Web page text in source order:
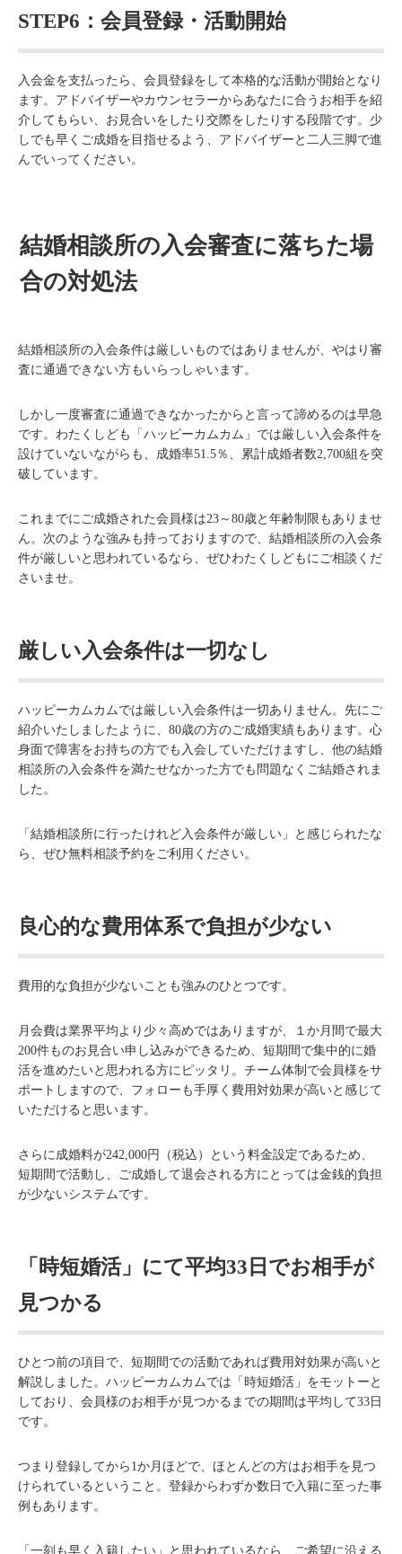
STEP6：会員登録・活動開始
入会金を支払ったら、会員登録をして本格的な活動が開始となり
ます。アドバイザーやカウンセラーからあなたに合うお相手を紹
介してもらい、お見合いをしたり交際をしたりする段階です。少
しでも早くご成婚を目指せるよう、アドバイザーと二人三脚で進
んでいってください。
結婚相談所の入会審査に落ちた場
合の対処法
結婚相談所の入会条件は厳しいものではありませんが、やはり審
査に通過できない方もいらっしゃいます。
しかし一度審査に通過できなかったからと言って諦めるのは早急
です。わたくしども「ハッピーカムカム」では厳しい入会条件を
設けていないながらも、成婚率51.5％、累計成婚者数2,700組を突
破しています。
これまでにご成婚された会員様は23～80歳と年齢制限もありませ
ん。次のような強みも持っておりますので、結婚相談所の入会条
件が厳しいと思われているなら、ぜひわたくしどもにご相談くだ
さいませ。
厳しい入会条件は一切なし
ハッピーカムカムでは厳しい入会条件は一切ありません。先にご
紹介いたしましたように、80歳の方のご成婚実績もあります。心
身面で障害をお持ちの方でも入会していただけますし、他の結婚
相談所の入会条件を満たせなかった方でも問題なくご結婚されま
した。
「結婚相談所に行ったけれど入会条件が厳しい」と感じられたな
ら、ぜひ無料相談予約をご利用ください。
良心的な費用体系で負担が少ない
費用的な負担が少ないことも強みのひとつです。
月会費は業界平均より少々高めではありますが、１か月間で最大
200件ものお見合い申し込みができるため、短期間で集中的に婚
活を進めたいと思われる方にピッタリ。チーム体制で会員様をサ
ポートしますので、フォローも手厚く費用対効果が高いと感じて
いただけると思います。
さらに成婚料が242,000円（税込）という料金設定であるため、
短期間で活動し、ご成婚して退会される方にとっては金銭的負担
が少ないシステムです。
「時短婚活」にて平均33日でお相手が
見つかる
ひとつ前の項目で、短期間での活動であれば費用対効果が高いと
解説しました。ハッピーカムカムでは「時短婚活」をモットーと
しており、会員様のお相手が見つかるまでの期間は平均して33日
です。
つまり登録してから1か月ほどで、ほとんどの方はお相手を見つ
けられているということ。登録からわずか数日で入籍に至った事
例もあります。
「一刻も早く入籍したい」と思われているなら、ご希望に沿える